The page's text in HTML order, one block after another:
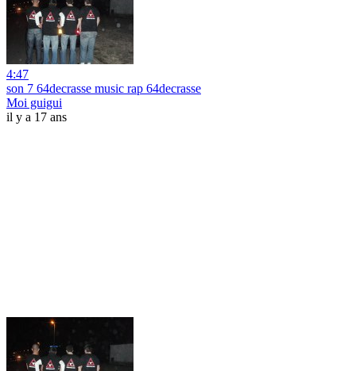
4:47
son 7 64decrasse music rap 64decrasse
Moi guigui
il y a 17 ans